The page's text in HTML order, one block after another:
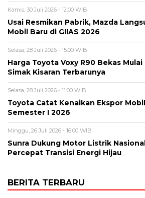
Kamis, 30 Juli 2026 - 12:00 WIB
Usai Resmikan Pabrik, Mazda
Mobil Baru di GIIAS 2026
Selasa, 28 Juli 2026 - 15:00 WIB
Harga Toyota Voxy R90 Bekas
Simak Kisaran Terbarunya
Selasa, 28 Juli 2026 - 11:00 WIB
Toyota Catat Kenaikan Ekspor
Semester I 2026
Minggu, 26 Juli 2026 - 16:00 WIB
Sunra Dukung Motor Listrik
Percepat Transisi Energi Hijau
BERITA TERBARU